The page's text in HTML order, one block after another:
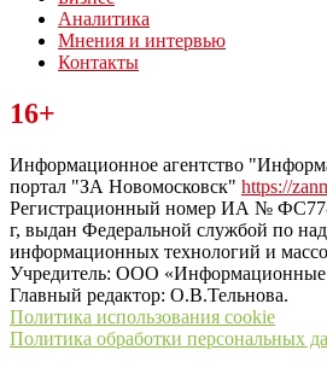
Аналитика
Мнения и интервью
Контакты
Читайте последние новости дня в
“ЗаНовомосковск”
16+
Информационное агентство
портал "ЗА Новомосковск" https://
Регистрационный номер ИА № ФС77-
г, выдан Федеральной службой по
информационных технологий и
Учредитель: ООО «Информационные
Главный редактор: О.В.Тельнова.
Политика использования cookie
Политика обработки персональных